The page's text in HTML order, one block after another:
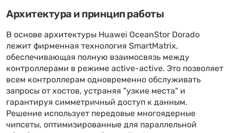
Архитектура и принцип работы
В основе архитектуры Huawei OceanStor Dorado
лежит фирменная технология SmartMatrix,
обеспечивающая полную взаимосвязь между
контроллерами в режиме active-active. Это позволяет
всем контроллерам одновременно обслуживать
запросы от хостов, устраняя "узкие места" и
гарантируя симметричный доступ к данным.
Решение использует передовые многоядерные
чипсеты, оптимизированные для параллельной